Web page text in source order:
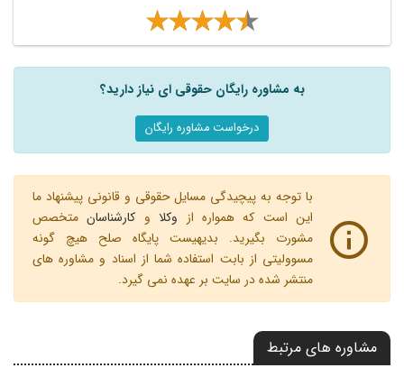
به مشاوره رایگان حقوقی ای نیاز دارید؟
درخواست مشاوره رایگان
با توجه به پیچیدگی مسایل حقوقی و قانونی پیشنهاد ما
این است که همواره از وکلاو کارشناسانمتخصص
مشورت بگیرید. بدیهیست پایگاه صلح هیچ گونه
مسوولیتی از بابت استفاده شما از اسناد و مشاوره های
منتشر شده در سایت بر عهده نمی گیرد.
مشاوره های مرتبط